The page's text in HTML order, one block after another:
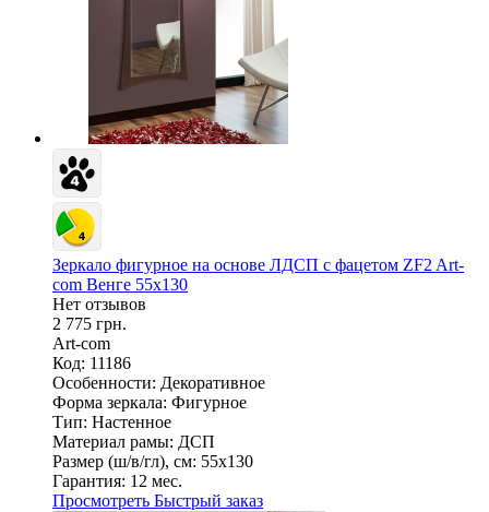
Зеркало фигурное на основе ЛДСП с фацетом ZF2 Art-
com Венге 55х130
Нет отзывов
2 775 грн.
Art-com
Код: 11186
Особенности: Декоративное
Форма зеркала: Фигурное
Тип: Настенное
Материал рамы: ДСП
Размер (ш/в/гл), см: 55х130
Гарантия: 12 мес.
Просмотреть Быстрый заказ